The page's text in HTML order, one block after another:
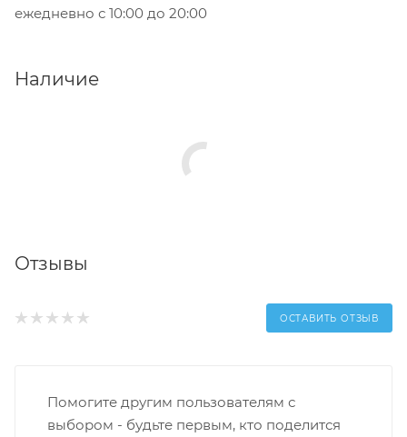
ежедневно с 10:00 до 20:00
Наличие
Отзывы
ОСТАВИТЬ ОТЗЫВ
Помогите другим пользователям с
выбором - будьте первым, кто поделится